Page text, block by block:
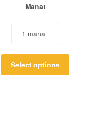
Manat
Select options